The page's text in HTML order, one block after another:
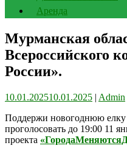
Аренда
Мурманская
Всероссийского
России».
10.01.202510.01.2025 | Admin
Поддержи новогоднюю
проголосовать до 19:00 11
проекта